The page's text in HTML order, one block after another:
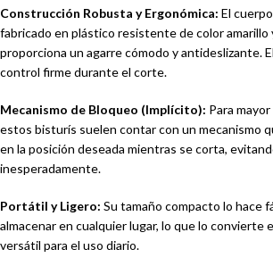
Construcción Robusta y Ergonómica: El
fabricado en plástico resistente de color amarillo
proporciona un agarre cómodo y antideslizante.
control firme durante el corte.
Mecanismo de Bloqueo (Implícito): Para
estos bisturís suelen contar con un mecanismo
en la posición deseada mientras se corta,
inesperadamente.
Portátil y Ligero: Su tamaño compacto lo hace
almacenar en cualquier lugar, lo que lo convierte
versátil para el uso diario.